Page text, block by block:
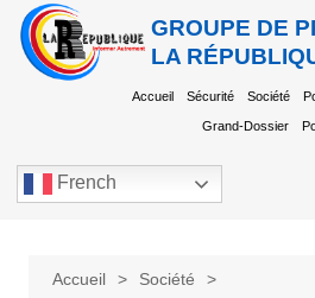
GROUPE DE
LA
Accueil Sécurité Société
Grand-Dossier
French
Accueil
Société